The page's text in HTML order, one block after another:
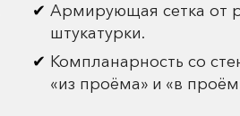
Армирующая сетка от
штукатурки.
Компланарность со
«из проёма» и «в